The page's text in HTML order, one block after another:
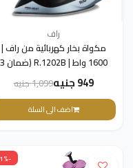
راف
مكواة بخار كهربائية من راف |
1600 واط | R.1202B (ضمان 3
سنوات)
949 جنيه 1,099 جنيه
اضف الى السلة
-11%